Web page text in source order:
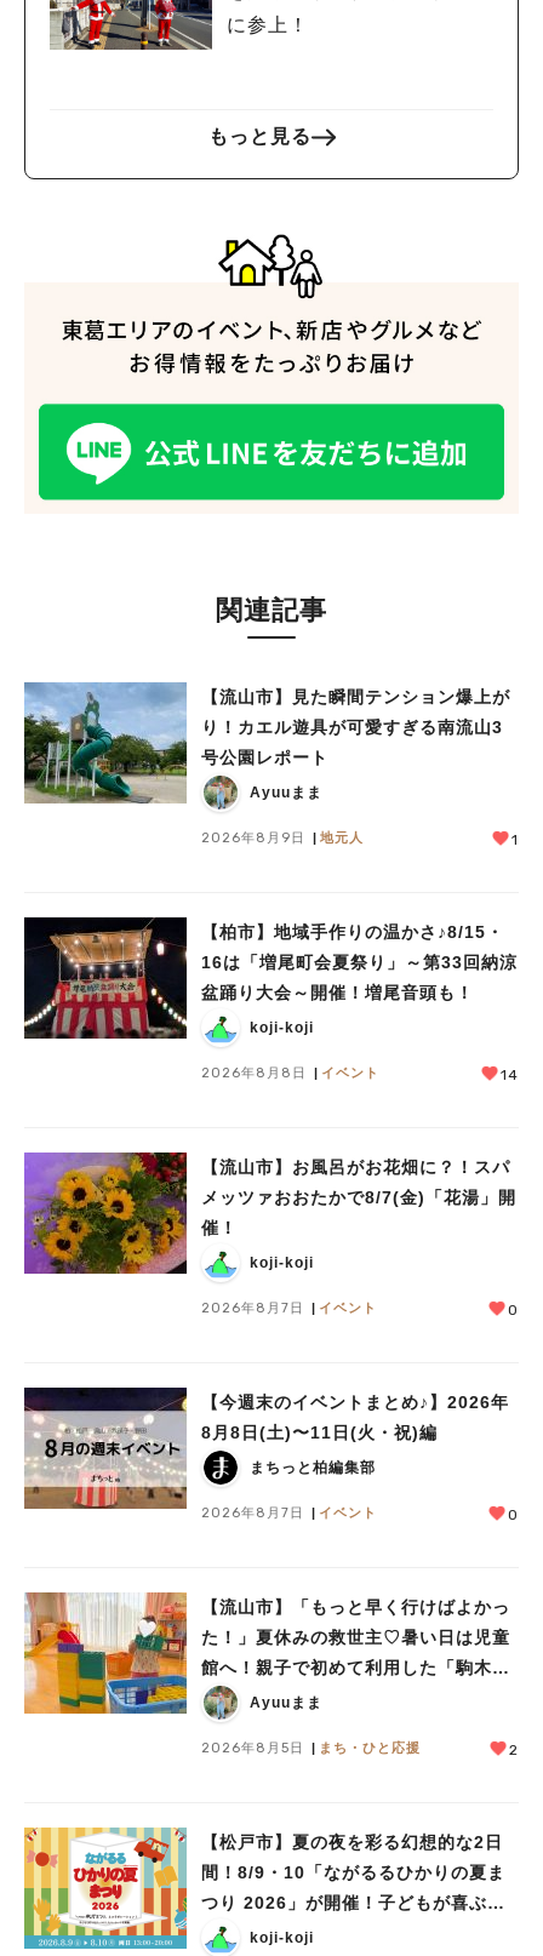
に参上！
もっと見る
関連記事
【流山市】見た瞬間テンション爆上が
り！カエル遊具が可愛すぎる南流山3
号公園レポート
Ayuuまま
2026年8月9日 地元人 1
【柏市】地域手作りの温かさ♪8/15・
16は「増尾町会夏祭り」～第33回納涼
盆踊り大会～開催！増尾音頭も！
koji-koji
2026年8月8日 イベント 14
【流山市】お風呂がお花畑に？！スパ
メッツァおおたかで8/7(金)「花湯」開
催！
koji-koji
2026年8月7日 イベント 0
【今週末のイベントまとめ♪】2026年
8月8日(土)〜11日(火・祝)編
まちっと柏編集部
2026年8月7日 イベント 0
【流山市】「もっと早く行けばよかっ
た！」夏休みの救世主♡暑い日は児童
館へ！親子で初めて利用した「駒木台
児童館」レポート
Ayuuまま
2026年8月5日 まち・ひと応援 2
【松戸市】夏の夜を彩る幻想的な2日
間！8/9・10「ながるるひかりの夏ま
つり 2026」が開催！子どもが喜ぶワ
ークショップや限定ヒーローショーも
koji-koji